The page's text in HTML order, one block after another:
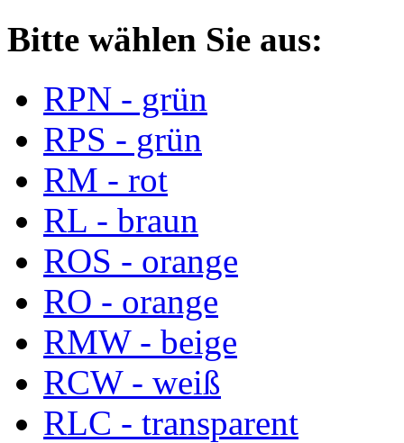
Bitte wählen Sie aus:
RPN - grün
RPS - grün
RM - rot
RL - braun
ROS - orange
RO - orange
RMW - beige
RCW - weiß
RLC - transparent